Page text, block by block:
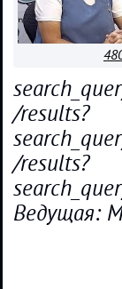
/results?
/results?
Ведущая: